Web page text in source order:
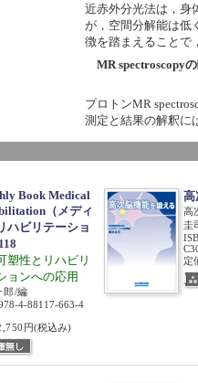
近赤外分光法は，身
が，空間分解能は低
徴を踏まえることで
MR spectroscopy
プロトンMR
測定と結果の解釈に
Book Medical
（メディ
ハビリテーショ
塑性とリハビリ
ョンへの応用
郎/編
4-88117-663-4
円(税込み)
高
高
圭
定